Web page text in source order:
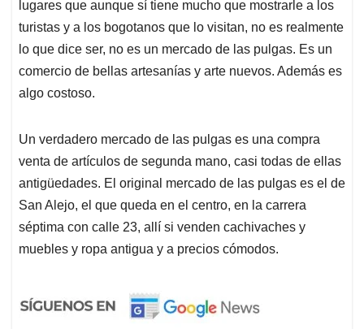
lugares que aunque sí tiene mucho que mostrarle a los
turistas y a los bogotanos que lo visitan, no es realmente
lo que dice ser, no es un mercado de las pulgas. Es un
comercio de bellas artesanías y arte nuevos. Además es
algo costoso.
Un verdadero mercado de las pulgas es una compra
venta de artículos de segunda mano, casi todas de ellas
antigüedades. El original mercado de las pulgas es el de
San Alejo, el que queda en el centro, en la carrera
séptima con calle 23, allí si venden cachivaches y
muebles y ropa antigua y a precios cómodos.